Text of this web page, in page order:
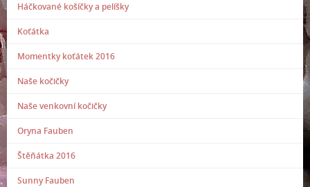
Háčkované košíčky a pelíšky
Koťátka
Momentky koťátek 2016
Naše kočičky
Naše venkovní kočičky
Oryna Fauben
Štěňátka 2016
Sunny Fauben